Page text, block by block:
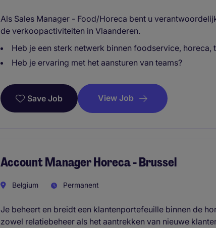
Als Sales Manager - Food/Horeca bent u
de verkoopactiviteiten in Vlaanderen.
Heb je een sterk netwerk binnen foodservice, horeca,
Heb je ervaring met het aansturen van teams?
Save Job View Job
Account Manager Horeca - Brussel
Belgium Permanent
Je beheert en breidt een klantenportefeuille binnen de
zowel relatiebeheer als het aantrekken van nieuwe